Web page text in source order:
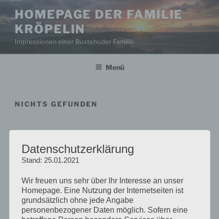
Inhalt
springen
HOMEPAGE DER FAMILIE
KRÖPELIN
Impressionen einer Buxtehuder Familie
Menü
NICHTS GEFUNDEN
Vielleicht hilft die Suchfunktion.
nach:
Suchen
nach:
Datenschutzerklärung
Stand: 25.01.2021
Wir freuen uns sehr über Ihr Interesse an unser
Homepage. Eine Nutzung der Internetseiten ist
grundsätzlich ohne jede Angabe
personenbezogener Daten möglich. Sofern eine